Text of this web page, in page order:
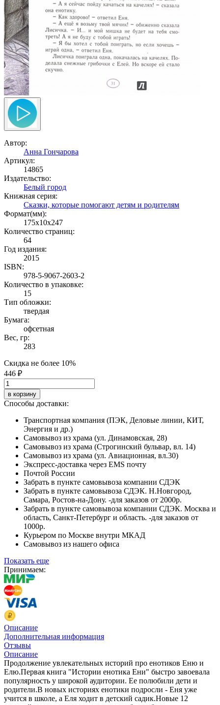
Автор:
Анна Гончарова
Артикул:
14865
Издательство:
Белый город
Книжная серия:
Сказки, которые помогают детям и родителям
Формат(мм):
175x10x247
Количество страниц:
64
Год издания:
2015
ISBN:
978-5-9067-2603-2
Количество в упаковке:
15
Тип обложки:
твердая
Бумага:
офсетная
Вес, гр:
283
Скидка не более 10%
446 ₽
в корзину
Способы доставки:
Транспортная компания (ПЭК, Деловые линии, КИТ,
Энергия и др.)
Самовывоз из храма (ул. Динамовская, 28)
Самовывоз из храма (Строгинский бульвар, вл. 14)
Самовывоз из храма (ул. Авиационная, вл.30)
Экспресс-доставка через EMS почту
Почтой России
Забрать в пункте самовывоза компании СДЭК
Забрать в пункте самовывоза СДЭК. Н.Новгород,
Самара, Ростов-на-Дону. -для заказов от 2000р.
Забрать в пункте самовывоза компании СДЭК. Москва и
область, Санкт-Петербург и область. -для заказов от
1000р.
Курьером по Москве внутри МКАД
Самовывоз из нашего офиса
Показать еще
Принимаем:
Описание
Дополнительная информация
Отзывы
Описание
Продолжение увлекательных историй про енотиков Еню и
Елю.Первая книга "Истории енотика Ени" быстро завоевала
популярность у широкой аудитории. Ее полюбили дети и
родители.В новых историях енотики подросли - Еня уже
учится в школе, а Еля ходит в детский садик.Новые 12